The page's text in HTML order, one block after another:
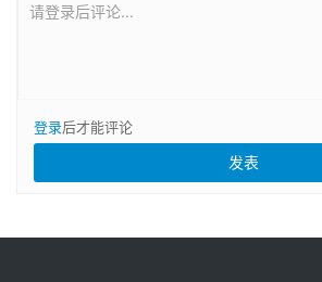
请登录后评论...
登录后才能评论